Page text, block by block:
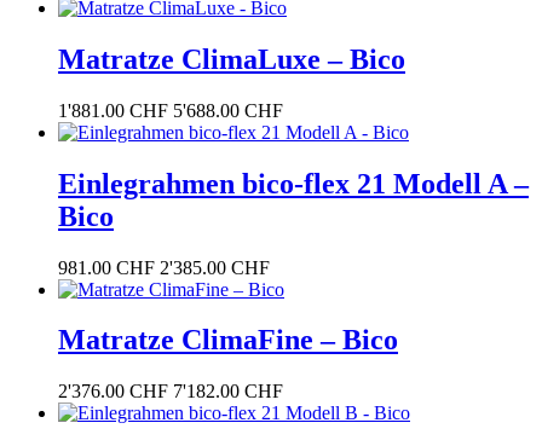
Matratze ClimaLuxe – Bico
1'881.00 CHF 5'688.00 CHF
Einlegrahmen bico-flex 21 Modell A –
Bico
981.00 CHF 2'385.00 CHF
Matratze ClimaFine – Bico
2'376.00 CHF 7'182.00 CHF